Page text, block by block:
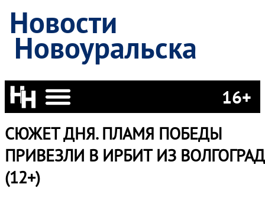
Новости
Новоуральска
16+
СЮЖЕТ ДНЯ. ПЛАМЯ ПОБЕДЫ
ПРИВЕЗЛИ В ИРБИТ ИЗ
(12+)